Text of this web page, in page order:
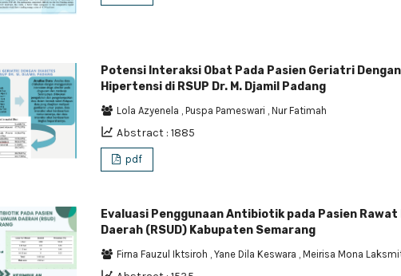
Potensi Interaksi Obat Pada Pasien Geriatri
Hipertensi di RSUP Dr. M. Djamil Padang
Lola Azyenela , Puspa Pameswari , Nur Fatimah
Abstract : 1885
pdf
Evaluasi Penggunaan Antibiotik pada Pasien Rawat
Daerah (RSUD) Kabupaten Semarang
Firna Fauzul Iktsiroh Yane Dila Keswara Meirisa Mona